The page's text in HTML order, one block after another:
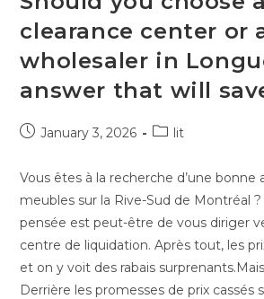
clearance center or
wholesaler in
answer that will
January 3, 2026 lit
Vous êtes à la recherche d’une bonne
meubles sur la Rive-Sud de Montréal
pensée est peut-être de vous diriger
centre de liquidation. Après tout, les
et on y voit des rabais
Derrière les promesses de prix cassés